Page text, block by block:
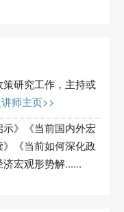
研究工作，主持或
师主页>>
》《当前国内外宏
《当前如何深化政
宏观形势解......